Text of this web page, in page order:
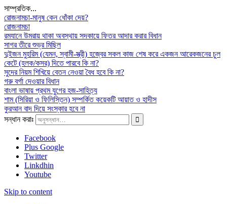
সাম্প্রতিক...
রোজনামচা-মানুষ কেন ধোঁকা দেয়?
রোজনামচা
রমযানে উমরায় থাকা অবস্থায় সদকায়ে ফিতর আদার করার বিধান
সাগর তীরে শুভ্র মিছিল
দুইজন মুহরিম (যেমন, স্বামী-স্ত্রী) হজ্বের সকল কাজ শেষ করে একজন আরেকজনের চুল
কেটে (হলক/কসর) দিতে পারবে কি না?
সুদের নিয়ম শিখিয়ে বেতন নেওয়া বৈধ হবে কি না?
গরু বর্গা দেওয়ার বিধান
বাংলা ভাষায় প্রথম যুগের হজ-সাহিত্য
শাম (সিরিয়া ও ফিলিস্তিন) সম্পর্কিত কয়েকটি আয়াত ও হাদীস
কুরআন বাদ দিয়ে সংস্কার হবে না
সন্ধান করাঃ
Facebook
Plus Google
Twitter
Linkdhin
Youtube
Skip to content